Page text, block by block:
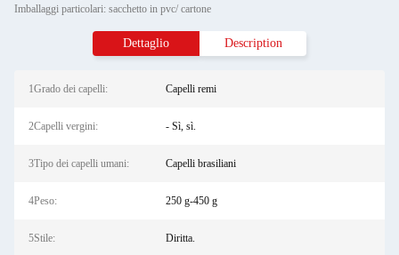
Imballaggi particolari: sacchetto in pvc/ cartone
Dettaglio Description
1Grado dei capelli: Capelli remi
2Capelli vergini: - Sì, sì.
3Tipo dei capelli umani: Capelli brasiliani
4Peso: 250 g-450 g
5Stile: Diritta.